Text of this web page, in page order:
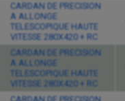
CARDAN DE PRECISION
A ALLONGE
TELESCOPIQUE HAUTE
VITESSE 280X420 + RC
CARDAN DE PRECISION
A ALLONGE
TELESCOPIQUE HAUTE
VITESSE 280X420 + RC